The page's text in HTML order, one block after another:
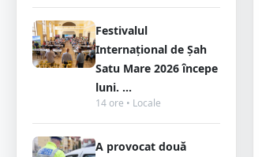
Festivalul
Internațional de Șah
Satu Mare 2026 începe
luni. ...
14 ore • Locale
A provocat două